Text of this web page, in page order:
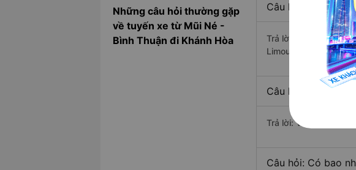
Những câu hỏi thường gặp
về tuyến xe từ Mũi Né -
Bình Thuận đi Khánh Hòa
Câu hỏi: Nhà xe
Trả lời: Xe đi Khánh
Limousine, Hạnh
Câu hỏi: Xe nào đi
Trả lời: Vé xe rẻ nhất
Câu hỏi: Có bao